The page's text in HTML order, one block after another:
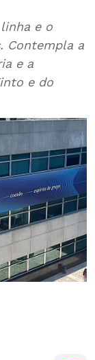
e o
Contempla a
e a
e do